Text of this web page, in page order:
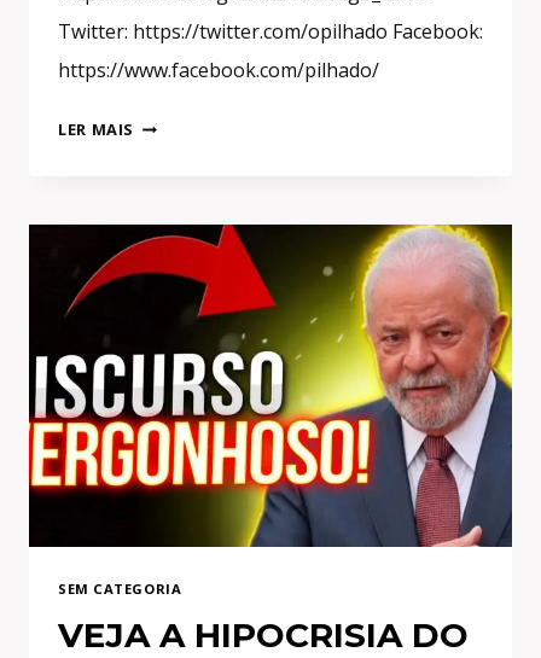
Twitter: https://twitter.com/opilhado Facebook:
https://www.facebook.com/pilhado/
LER MAIS FÁTIMA
APOIADORES
DO
BOLSONARO
MENTIRAS!
VERGONHA!
SEM CATEGORIA
VEJA A HIPOCRISIA DO